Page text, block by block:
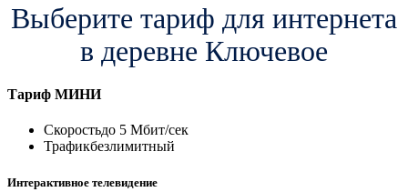
Выберите тариф для интернета
в деревне Ключевое
Тариф МИНИ
Скоростьдо 5 Мбит/сек
Трафикбезлимитный
Интерактивное телевидение